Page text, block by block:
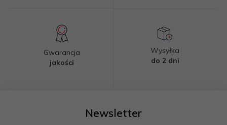
Gwarancja
jakości
Wysyłka
do 2 dni
Newsletter